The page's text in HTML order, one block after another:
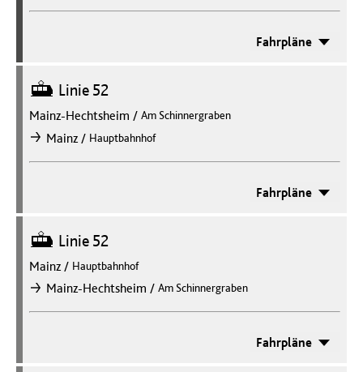
Fahrpläne
Straßenbahn
Linie 52
Mainz-Hechtsheim / Am Schinnergraben
nachMainz / Hauptbahnhof
Fahrpläne
Straßenbahn
Linie 52
Mainz / Hauptbahnhof
nachMainz-Hechtsheim / Am Schinnergraben
Fahrpläne